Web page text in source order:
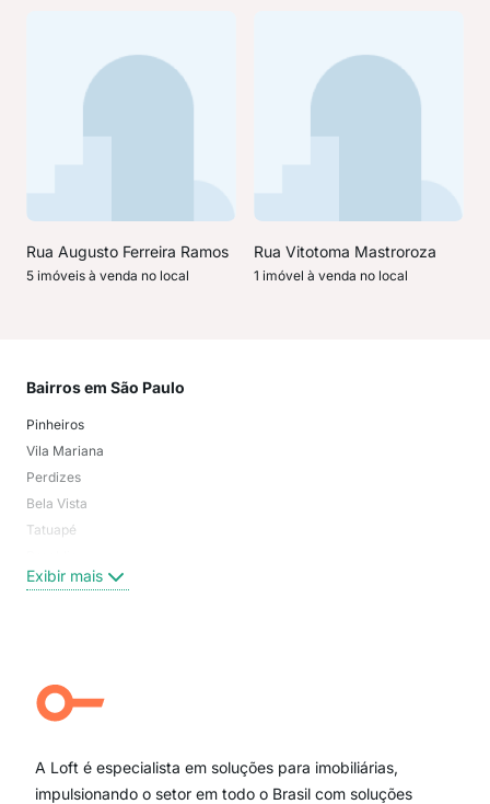
Rua Augusto Ferreira Ramos
5 imóveis à venda no local
Rua Vitotoma Mastroroza
1 imóvel à venda no local
Bairros em São Paulo
Pinheiros
Vila Mariana
Perdizes
Bela Vista
Tatuapé
Centro
Campo Belo
Ipiranga
Paraíso
Itaim Bibi
Exibir mais
A Loft é especialista em soluções para imobiliárias,
impulsionando o setor em todo o Brasil com soluções